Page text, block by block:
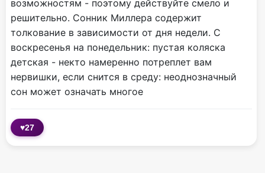
возможностям - поэтому действуйте смело и
решительно. Сонник Миллера содержит
толкование в зависимости от дня недели. С
воскресенья на понедельник: пустая коляска
детская - некто намеренно потреплет вам
нервишки, если снится в среду: неоднозначный
сон может означать многое
♥27